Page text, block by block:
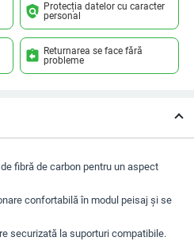
policy Protecția datelor cu caracter
personal
assignment_return Returnarea se face fără
probleme
fibră de carbon pentru un aspect
confortabilă în modul peisaj și se
securizată la suporturi compatibile.